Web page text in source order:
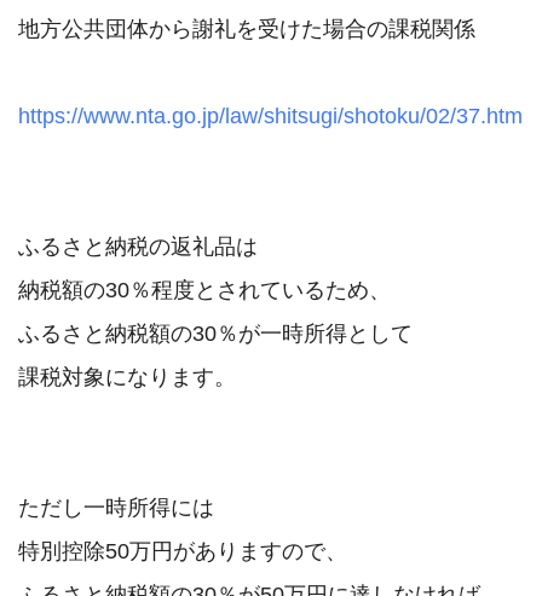
地方公共団体から謝礼を受けた場合の課税関係
https://www.nta.go.jp/law/shitsugi/shotoku/02/37.htm
ふるさと納税の返礼品は
納税額の30％程度とされているため、
ふるさと納税額の30％が一時所得として
課税対象になります。
ただし一時所得には
特別控除50万円がありますので、